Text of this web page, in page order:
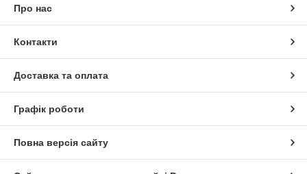
Про нас
Контакти
Доставка та оплата
Графік роботи
Повна версія сайту